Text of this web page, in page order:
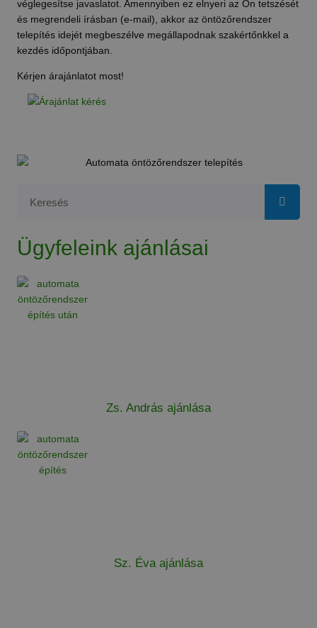
véglegesítse javaslatot. Amennyiben ez elnyeri az Ön tetszését
és megrendeli írásban (e-mail), akkor az öntözőrendszer
telepítés idejét megbeszélve megállapodnak szakértőnkkel a
kezdés időpontjában.
Kérjen árajánlatot most!
Ügyfeleink ajánlásai
Zs. András ajánlása
Sz. Éva ajánlása